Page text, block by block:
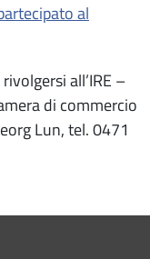
al
all’IRE –
di commercio
Lun, tel. 0471